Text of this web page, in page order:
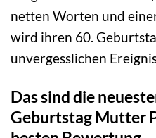
netten Worten und
wird ihren 60.
unvergesslichen
Das sind die
Geburtstag Mutter